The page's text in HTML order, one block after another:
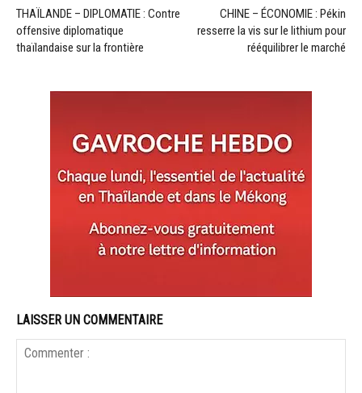
THAÏLANDE – DIPLOMATIE : Contre
offensive diplomatique
thaïlandaise sur la frontière
CHINE – ÉCONOMIE : Pékin
resserre la vis sur le lithium pour
rééquilibrer le marché
LAISSER UN COMMENTAIRE